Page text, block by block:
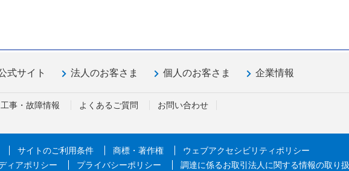
式サイト 法人のお客さま 個人のお客さま 企業情報
工事・故障情報 よくあるご質問 お問い合わせ
サイトのご利用条件 商標・著作権
ウェブアクセシビリティポリシー
ィアポリシー
プライバシーポリシー 調達に係るお取引法人に関する情報の取り